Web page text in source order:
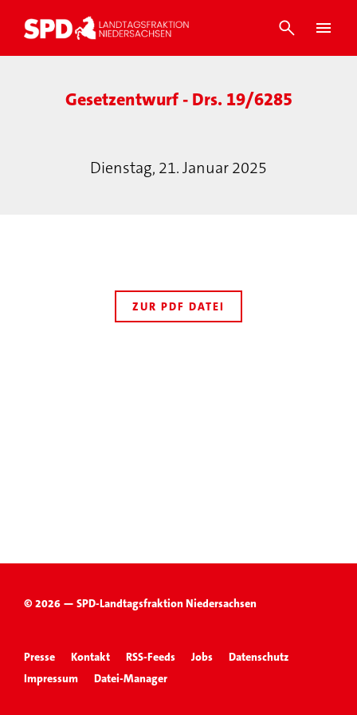
Gesetzentwurf - Drs. 19/6285
Dienstag, 21. Januar 2025
ZUR PDF DATEI
© 2026 — SPD-Landtagsfraktion Niedersachsen
Presse Kontakt RSS-Feeds Jobs
Datenschutz
Impressum
Datei-Manager